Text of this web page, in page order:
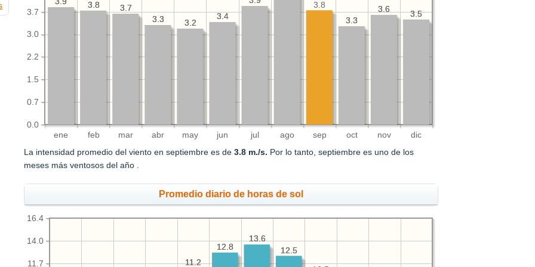
ene feb mar abr may jun jul ago sep oct nov dic
0.0
0.7
1.5
2.2
3.0
3.7 3.5
3.6
3.3
3.4
3.2
3.3
3.7
3.8
3.5
3.6
3.3
3.8
3.4
3.2
3.3
3.7
3.8
La intensidad promedio del viento en septiembre es de3.8 m./s. Por lo tanto, septiembre es uno de los
meses más ventosos del año .
Promedio diario de horas de sol
11.7
14.0
16.4
12.5
13.6
12.8
11.2
12.5
13.6
12.8
11.2